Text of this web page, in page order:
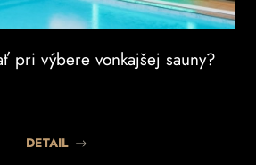
pri výbere vonkajšej sauny?
DETAIL